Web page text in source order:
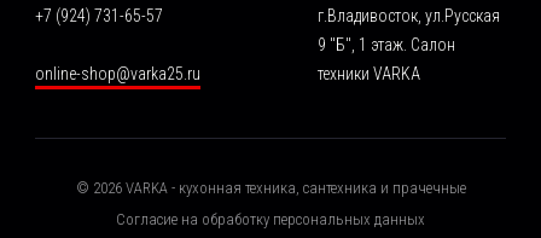
+7 (924) 731-65-57
online-shop@varka25.ru
г.Владивосток, ул.Русская
9 "Б", 1 этаж. Салон
техники VARKA
© 2026VARKA - кухонная техника, сантехника и прачечные
Согласие на обработку персональных данных